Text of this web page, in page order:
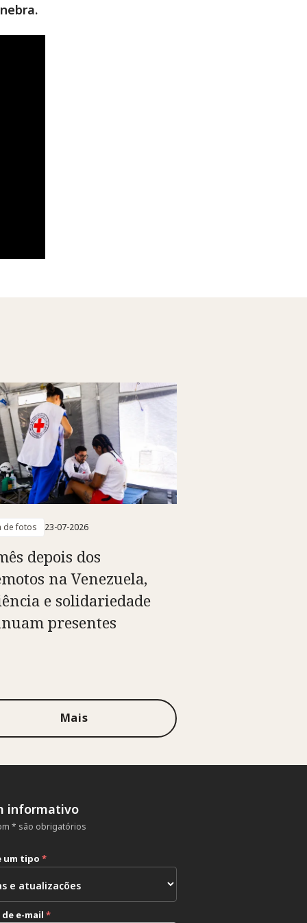
de fotos 23-07-2026
depois dos
na Venezuela,
e solidariedade
presentes
Mais
informativo
* são obrigatórios
um tipo *
e-mail *